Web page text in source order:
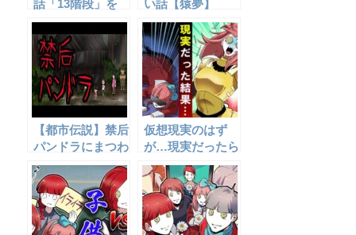
話「13階段」を
アニメ風にしてみ
た。
い話【猿夢】
【都市伝説】禁后
パンドラにまつわ
る怖い話
仮想現実のはず
が…現実だったら
どうなるのか‥